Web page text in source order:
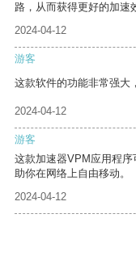
路，从而获得更好的加速
2024-04-12
游客
这款软件的功能非常强大
2024-04-12
游客
这款加速器VPM应用程
助你在网络上自由移动。
2024-04-12